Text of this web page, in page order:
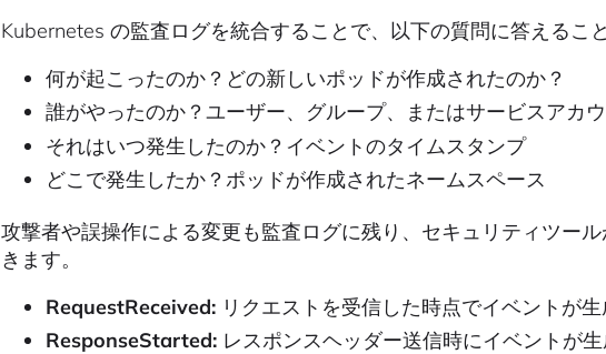
Kubernetes の監査ログを統合することで、以下の質問に答えるこ
何が起こったのか？どの新しいポッドが作成されたのか？
誰がやったのか？ユーザー、グループ、またはサービスアカ
それはいつ発生したのか？イベントのタイムスタンプ
どこで発生したか？ポッドが作成されたネームスペース
攻撃者や誤操作による変更も監査ログに残り、セキュリティツー
きます。
RequestReceived:リクエストを受信した時点でイベントが生
ResponseStarted:レスポンスヘッダー送信時にイベントが生